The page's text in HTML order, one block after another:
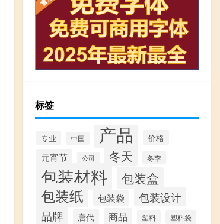
标签
专业 中国 产品 价格
元宵节 公司 冬天 冬季
包装材料 包装盒
包装纸 包装袋 包装设计
品牌 唐代 商品 塑料 塑料袋